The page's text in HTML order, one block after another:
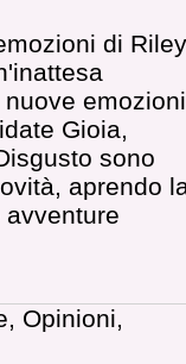
di
Gioia,
sono
aprendo
Opinioni,